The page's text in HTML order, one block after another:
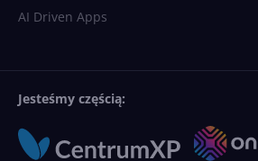
AI Driven Apps
Jesteśmy częścią: